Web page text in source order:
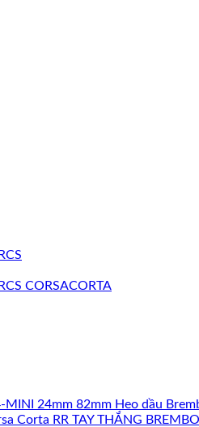
CORSACORTA
Heo dầu
TAY THẮNG